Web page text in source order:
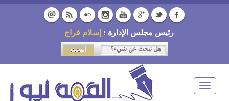
رئيس مجلس الإدارة : إسلام فراج
Toggle
navigation